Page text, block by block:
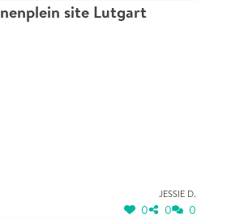
site Lutgart
Jessie D.
0 0 0